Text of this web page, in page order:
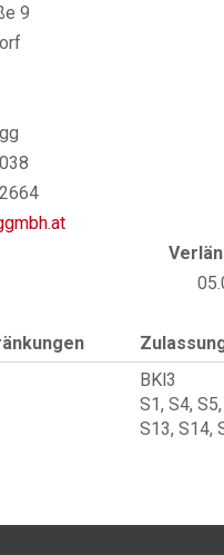
9
BKl3
S1, S4,
S13, S14,